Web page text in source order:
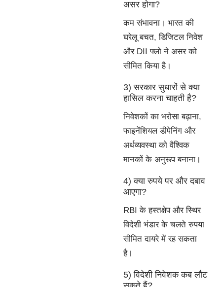
असर होगा?
कम संभावना। भारत की
घरेलू बचत, डिजिटल निवेश
और DII फ्लो ने असर को
सीमित किया है।
3) सरकार सुधारों से क्या
हासिल करना चाहती है?
निवेशकों का भरोसा बढ़ाना,
फाइनेंशियल डीपेनिंग और
अर्थव्यवस्था को वैश्विक
मानकों के अनुरूप बनाना।
4) क्या रुपये पर और दबाव
आएगा?
RBI के हस्तक्षेप और स्थिर
विदेशी भंडार के चलते रुपया
सीमित दायरे में रह सकता
है।
5) विदेशी निवेशक कब लौट